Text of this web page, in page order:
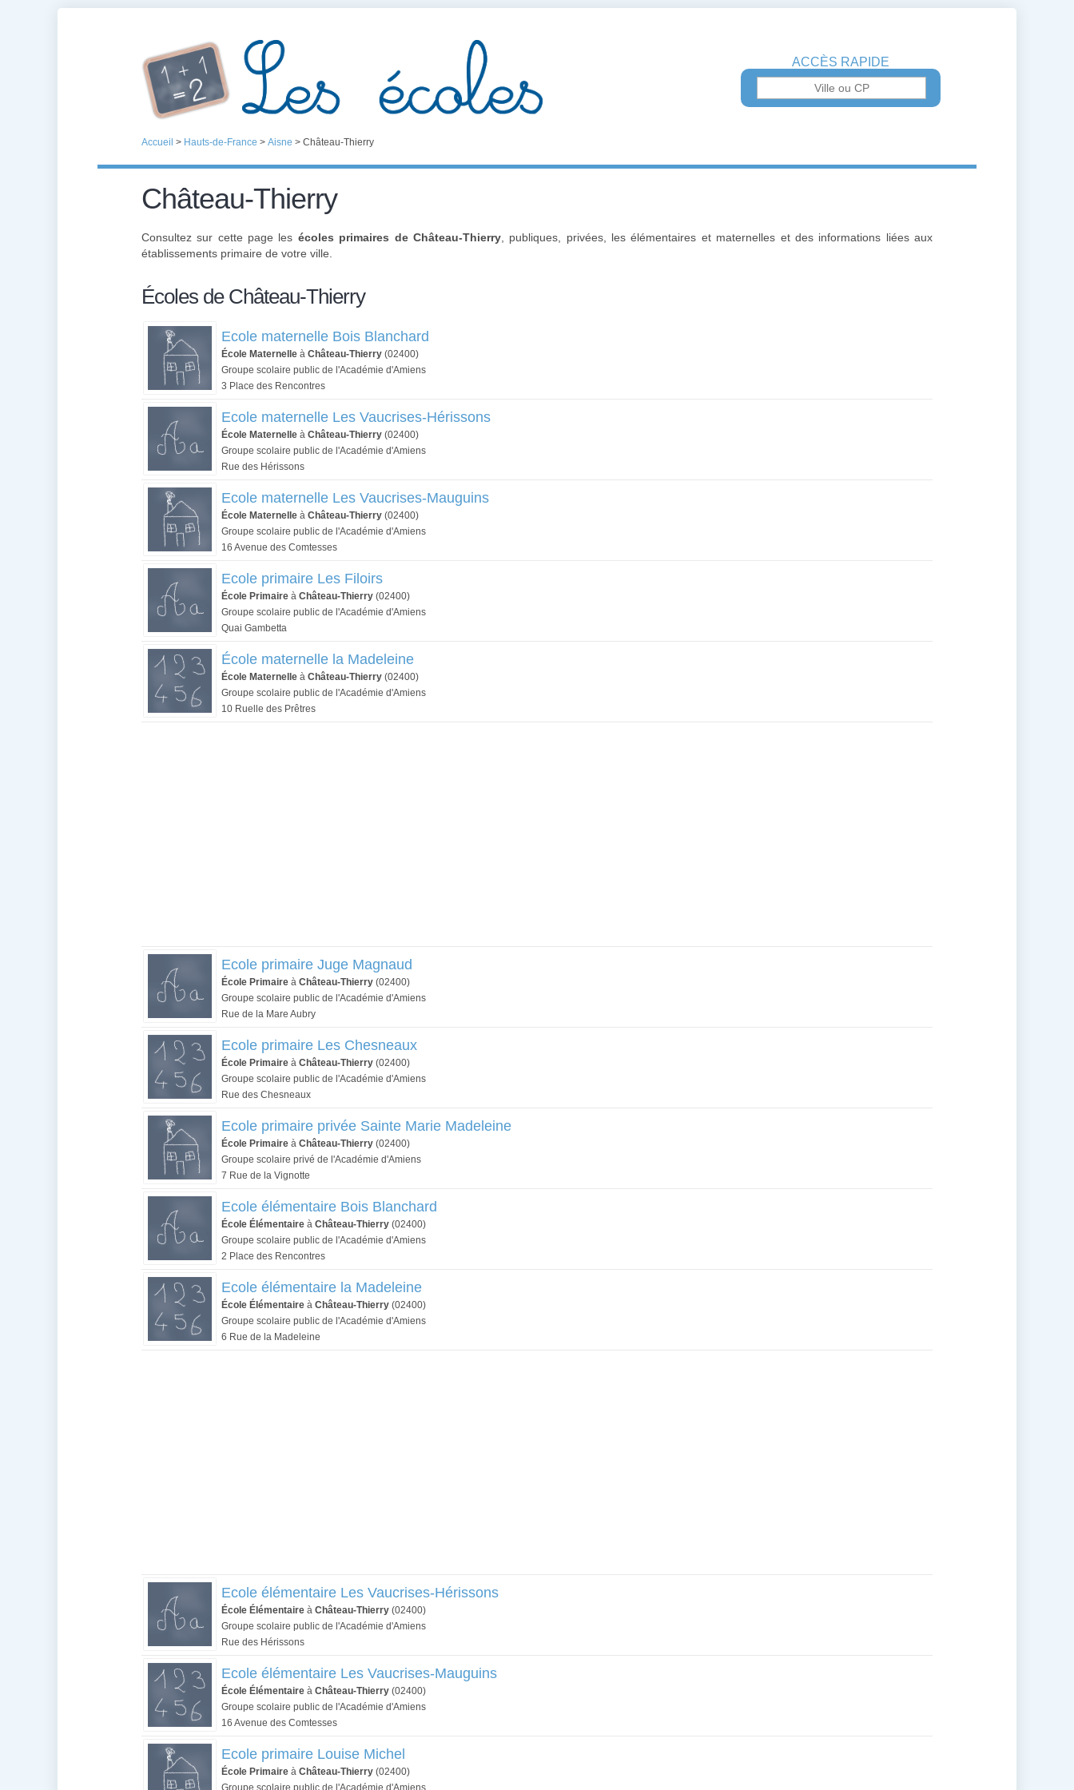
ACCÈS RAPIDE
Accueil > Hauts-de-France > Aisne > Château-Thierry
Château-Thierry
Consultez sur cette page les écoles primaires de Château-Thierry, publiques, privées, les élémentaires et maternelles et des informations liées aux
établissements primaire de votre ville.
Écoles de Château-Thierry
Ecole maternelle Bois Blanchard
École Maternelle à Château-Thierry (02400)
Groupe scolaire public de l'Académie d'Amiens
3 Place des Rencontres
Ecole maternelle Les Vaucrises-Hérissons
École Maternelle à Château-Thierry (02400)
Groupe scolaire public de l'Académie d'Amiens
Rue des Hérissons
Ecole maternelle Les Vaucrises-Mauguins
École Maternelle à Château-Thierry (02400)
Groupe scolaire public de l'Académie d'Amiens
16 Avenue des Comtesses
Ecole primaire Les Filoirs
École Primaire à Château-Thierry (02400)
Groupe scolaire public de l'Académie d'Amiens
Quai Gambetta
École maternelle la Madeleine
École Maternelle à Château-Thierry (02400)
Groupe scolaire public de l'Académie d'Amiens
10 Ruelle des Prêtres
Ecole primaire Juge Magnaud
École Primaire à Château-Thierry (02400)
Groupe scolaire public de l'Académie d'Amiens
Rue de la Mare Aubry
Ecole primaire Les Chesneaux
École Primaire à Château-Thierry (02400)
Groupe scolaire public de l'Académie d'Amiens
Rue des Chesneaux
Ecole primaire privée Sainte Marie Madeleine
École Primaire à Château-Thierry (02400)
Groupe scolaire privé de l'Académie d'Amiens
7 Rue de la Vignotte
Ecole élémentaire Bois Blanchard
École Élémentaire à Château-Thierry (02400)
Groupe scolaire public de l'Académie d'Amiens
2 Place des Rencontres
Ecole élémentaire la Madeleine
École Élémentaire à Château-Thierry (02400)
Groupe scolaire public de l'Académie d'Amiens
6 Rue de la Madeleine
Ecole élémentaire Les Vaucrises-Hérissons
École Élémentaire à Château-Thierry (02400)
Groupe scolaire public de l'Académie d'Amiens
Rue des Hérissons
Ecole élémentaire Les Vaucrises-Mauguins
École Élémentaire à Château-Thierry (02400)
Groupe scolaire public de l'Académie d'Amiens
16 Avenue des Comtesses
Ecole primaire Louise Michel
École Primaire à Château-Thierry (02400)
Groupe scolaire public de l'Académie d'Amiens